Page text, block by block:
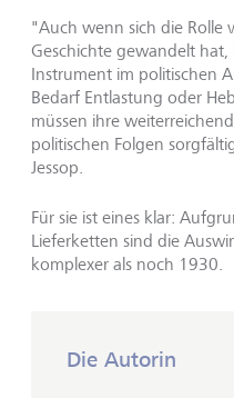
"Auch wenn sich die Rolle
Geschichte gewandelt
Instrument im politischen
Bedarf Entlastung oder
müssen ihre
politischen Folgen
Jessop.
Für sie ist eines klar:
Lieferketten sind die
komplexer als noch 1930.
Die Autorin